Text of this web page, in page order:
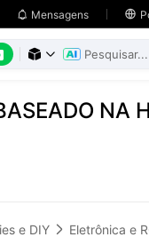
 Mensagens 
 
NA
e DIY 